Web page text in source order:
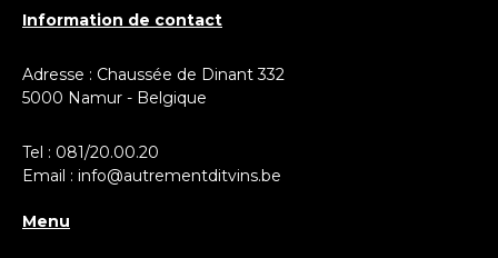
Information de contact
Adresse : Chaussée de Dinant 332
5000 Namur - Belgique
Tel : 081/20.00.20
Email : info@autrementditvins.be
Menu